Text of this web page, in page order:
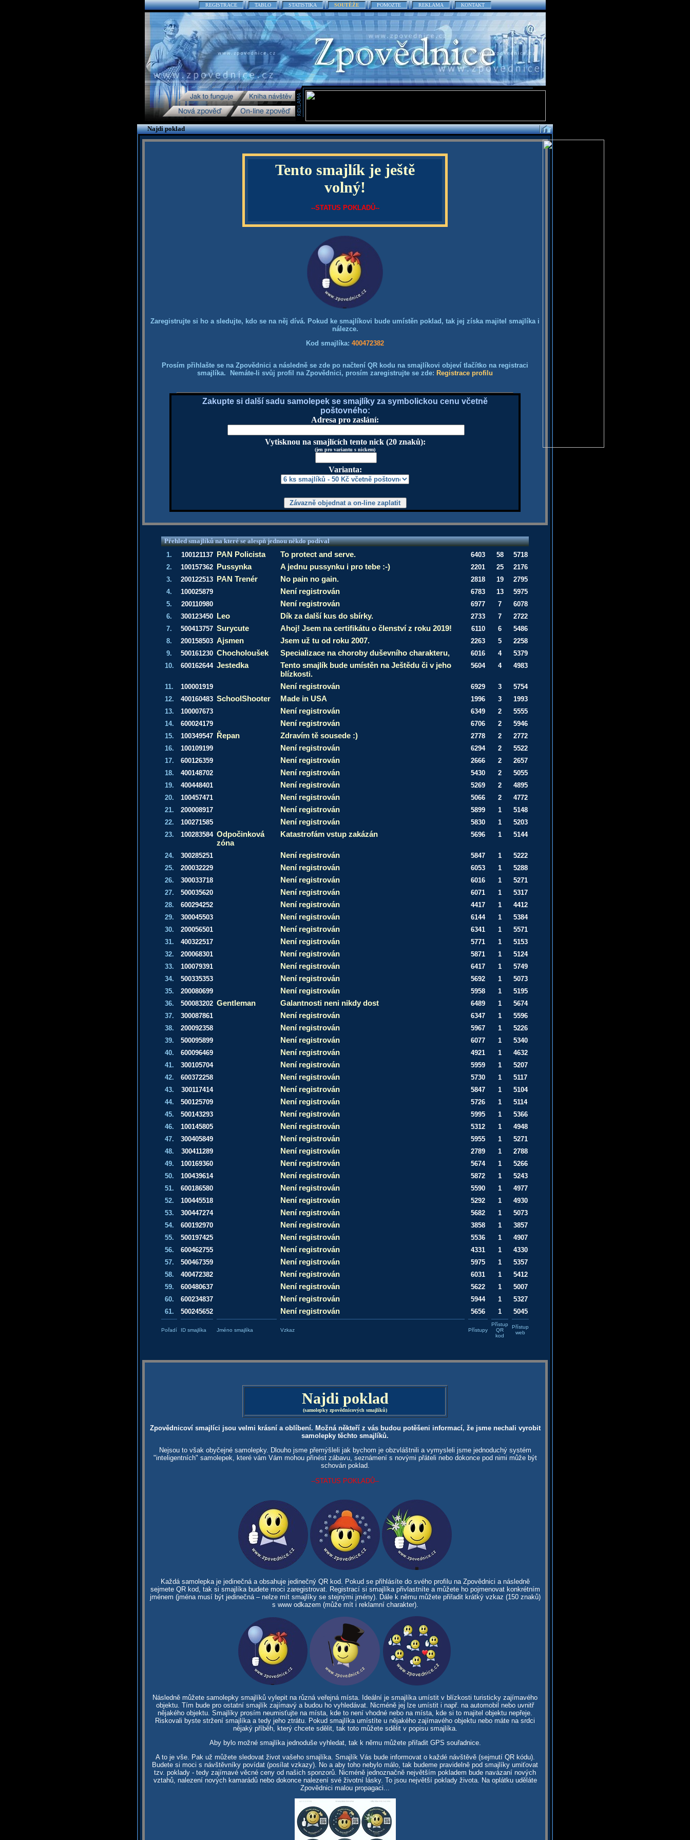
REGISTRACE TABLO STATISTIKA SOUTĚŽE POMOZTE REKLAMA KONTAKT
Najdi poklad
Tento smajlík je ještě
volný!
--STATUS POKLADŮ--
Zaregistrujte si ho a sledujte, kdo se na něj dívá. Pokud ke smajlíkovi bude umístěn poklad, tak jej získa majitel smajlíka i
nálezce.
Kod smajlíka: 400472382
Prosím přihlašte se na Zpovědnici a následně se zde po načtení QR kodu na smajlíkovi objeví tlačítko na registraci
smajlíka. Nemáte-li svůj profil na Zpovědnici, prosím zaregistrujte se zde: Registrace profilu
Zakupte si další sadu samolepek se smajlíky za symbolickou cenu včetně
poštovného:
Adresa pro zaslání:
Vytisknou na smajlících tento nick (20 znaků):
(jen pro variantu s nickem)
Varianta:
Přehled smajlíků na které se alespň jednou někdo podíval
1.
100121137 PAN Policista To protect and serve. 6403 58
5718
2.
100157362 Pussynka A jednu pussynku i pro tebe :-) 2201 25
2176
3.
200122513 PAN Trenér No pain no gain. 2818 19
2795
4.
100025879 Není registrován 6783 13
5975
5.
200110980 Není registrován 6977 7
6078
6.
300123450 Leo Dík za další kus do sbírky. 2733 7
2722
7.
500413757 Surycute Ahoj! Jsem na certifikátu o členství z roku 2019! 6110 6
5486
8.
200158503 Ajsmen Jsem už tu od roku 2007. 2263 5
2258
9.
500161230 Chocholoušek Specializace na choroby duševního charakteru, 6016 4
5379
10.
600162644 Jestedka
Tento smajlík bude umístěn na Ještědu či v jeho
blízkosti.
5604 4 4983
11. 100001919 Není registrován 6929 3
5754
12.
400160483 SchoolShooter Made in USA 1996 3
1993
13.
100007673 Není registrován 6349 2
5555
14.
600024179 Není registrován 6706 2
5946
15.
100349547 Řepan Zdravím tě sousede :) 2778 2
2772
16.
100109199 Není registrován 6294 2
5522
17.
600126359 Není registrován 2666 2
2657
18.
400148702 Není registrován 5430 2
5055
19.
400448401 Není registrován 5269 2
4895
20.
100457471 Není registrován 5066 2
4772
21.
200008917 Není registrován 5899 1
5148
22.
100271585 Není registrován 5830 1
5203
23.
100283584 Odpočinková
zóna
Katastrofám vstup zakázán 5696 1 5144
24. 300285251 Není registrován 5847 1
5222
25.
200032229 Není registrován 6053 1
5288
26.
300033718 Není registrován 6016 1
5271
27.
500035620 Není registrován 6071 1
5317
28.
600294252 Není registrován 4417 1
4412
29.
300045503 Není registrován 6144 1
5384
30.
200056501 Není registrován 6341 1
5571
31.
400322517 Není registrován 5771 1
5153
32.
200068301 Není registrován 5871 1
5124
33.
100079391 Není registrován 6417 1
5749
34.
500335353 Není registrován 5692 1
5073
35.
200080699 Není registrován 5958 1
5195
36.
500083202 Gentleman Galantnosti neni nikdy dost 6489 1
5674
37.
300087861 Není registrován 6347 1
5596
38.
200092358 Není registrován 5967 1
5226
39.
500095899 Není registrován 6077 1
5340
40.
600096469 Není registrován 4921 1
4632
41.
300105704 Není registrován 5959 1
5207
42.
600372258 Není registrován 5730 1
5117
43.
300117414 Není registrován 5847 1
5104
44.
500125709 Není registrován 5726 1
5114
45.
500143293 Není registrován 5995 1
5366
46.
100145805 Není registrován 5312 1
4948
47.
300405849 Není registrován 5955 1
5271
48.
300411289 Není registrován 2789 1
2788
49.
100169360 Není registrován 5674 1
5266
50.
100439614 Není registrován 5872 1
5243
51.
600186580 Není registrován 5590 1
4977
52.
100445518 Není registrován 5292 1
4930
53.
300447274 Není registrován 5682 1
5073
54.
600192970 Není registrován 3858 1
3857
55.
500197425 Není registrován 5536 1
4907
56.
600462755 Není registrován 4331 1
4330
57.
500467359 Není registrován 5975 1
5357
58.
400472382 Není registrován 6031 1
5412
59.
600480637 Není registrován 5622 1
5007
60.
600234837 Není registrován 5944 1
5327
61.
500245652 Není registrován 5656 1 5045
Pořadí ID smajlíka Jméno smajlíka Vzkaz Přístupy
Přístup
QR
kod
Přístup
web
Najdi poklad
(samolepky zpovědnicových smajlíků)
Zpovědnicoví smajlíci jsou velmi krásní a oblíbení. Možná někteří z vás budou potěšeni informací, že jsme nechali vyrobit
samolepky těchto smajlíků.
Nejsou to však obyčejné samolepky. Dlouho jsme přemýšleli jak bychom je obzvláštnili a vymysleli jsme jednoduchý systém
"inteligentních" samolepek, které vám Vám mohou přinést zábavu, seznámení s novými přáteli nebo dokonce pod nimi může být
schován poklad.
--STATUS POKLADŮ--
Každá samolepka je jedinečná a obsahuje jedinečný QR kod. Pokud se přihlásíte do svého profilu na Zpovědnici a následně
sejmete QR kod, tak si smajlíka budete moci zaregistrovat. Registrací si smajlíka přivlastníte a můžete ho pojmenovat konkrétním
jménem (jména musí být jedinečná – nelze mít smajlíky se stejnými jmény). Dále k němu můžete přiřadit krátký vzkaz (150 znaků)
s www odkazem (může mít i reklamní charakter).
Následně můžete samolepky smajlíků vylepit na různá veřejná místa. Ideální je smajlíka umístit v blízkosti turisticky zajímavého
objektu. Tím bude pro ostatní smajlík zajímavý a budou ho vyhledávat. Nicméně jej lze umístit i např. na automobil nebo uvnitř
nějakého objektu. Smajlíky prosím neumisťujte na místa, kde to není vhodné nebo na místa, kde si to majitel objektu nepřeje.
Riskovali byste stržení smajlíka a tedy jeho ztrátu. Pokud smajlíka umístíte u nějakého zajímavého objektu nebo máte na srdci
nějaký příběh, který chcete sdělit, tak toto můžete sdělit v popisu smajlíka.
Aby bylo možné smajlíka jednoduše vyhledat, tak k němu můžete přiřadit GPS souřadnice.
A to je vše. Pak už můžete sledovat život vašeho smajlíka. Smajlík Vás bude informovat o každé návštěvě (sejmutí QR kódu).
Budete si moci s návštěvníky povídat (posílat vzkazy). No a aby toho nebylo málo, tak budeme pravidelně pod smajlíky umiťovat
tzv. poklady - tedy zajímavé věcné ceny od našich sponzorů. Nicméně jednoznačně největším pokladem bude navázaní nových
vztahů, nalezení nových kamarádů nebo dokonce nalezení své životní lásky. To jsou největší poklady života. Na oplátku uděláte
Zpovědnici malou propagaci...